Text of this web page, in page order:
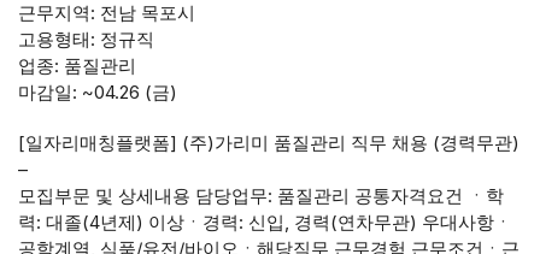
근무지역: 전남 목포시
고용형태: 정규직
업종: 품질관리
마감일: ~04.26 (금)
[일자리매칭플랫폼] (주)가리미 품질관리 직무 채용 (경력무관)
–
모집부문 및 상세내용 담당업무: 품질관리 공통자격요건 ㆍ학
력: 대졸(4년제) 이상ㆍ경력: 신입, 경력(연차무관) 우대사항ㆍ
공학계열, 식품/유전/바이오ㆍ해당직무 근무경험 근무조건ㆍ근